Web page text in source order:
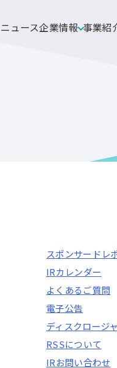
ニュース企業情報 事業紹
スポンサードレ
IRカレンダー
よくあるご質問
電子公告
ディスクロージ
RSSについて
IRお問い合わせ